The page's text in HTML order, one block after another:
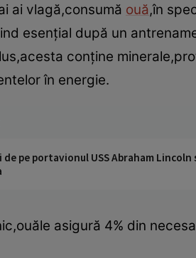
ai vlagă,consumă ouă,în
esenţial după un
conţine
în energie.
de pe portavionul USS Abraham
asigură 4% din